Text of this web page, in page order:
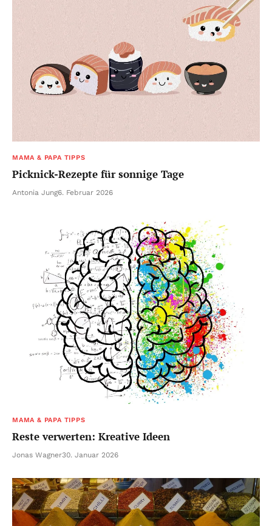
MAMA & PAPA TIPPS
Picknick-Rezepte für sonnige Tage
Antonia Jung6. Februar 2026
MAMA & PAPA TIPPS
Reste verwerten: Kreative Ideen
Jonas Wagner30. Januar 2026